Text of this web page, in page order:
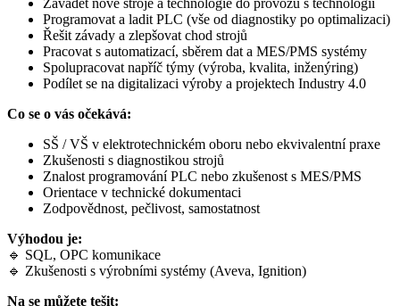
Programovat a ladit PLC (vše od diagnostiky po optimalizaci)
Řešit závady a zlepšovat chod strojů
Pracovat s automatizací, sběrem dat a MES/PMS systémy
Spolupracovat napříč týmy (výroba, kvalita, inženýring)
Podílet se na digitalizaci výroby a projektech Industry 4.0
Co se o vás očekává:
SŠ / VŠ v elektrotechnickém oboru nebo ekvivalentní praxe
Zkušenosti s diagnostikou strojů
Znalost programování PLC nebo zkušenost s MES/PMS
Orientace v technické dokumentaci
Zodpovědnost, pečlivost, samostatnost
Výhodou je:
🔹 SQL, OPC komunikace
🔹 Zkušenosti s výrobními systémy (Aveva, Ignition)
Na se můžete tešit: